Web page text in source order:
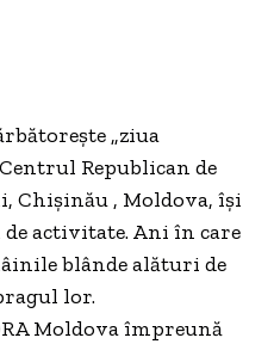
„ziua
Republican de
Chișinău , Moldova, își
de activitate. Ani în care
blânde alături de
lor.
Moldova împreună